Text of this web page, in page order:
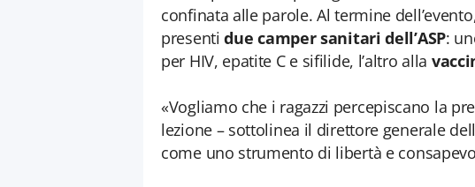
confinata alle parole. Al termine
presentidue camper sanitari dell’ASP:
per HIV, epatite C e sifilide, l’altro alla
«Vogliamo che i ragazzi percepiscano la
lezione – sottolinea il direttore generale
come uno strumento di libertà e